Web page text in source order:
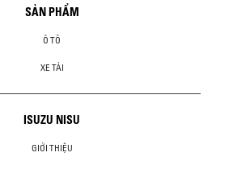
SẢN PHẨM
Ô TÔ
XE TẢI
ISUZU NISU
GIỚI THIỆU